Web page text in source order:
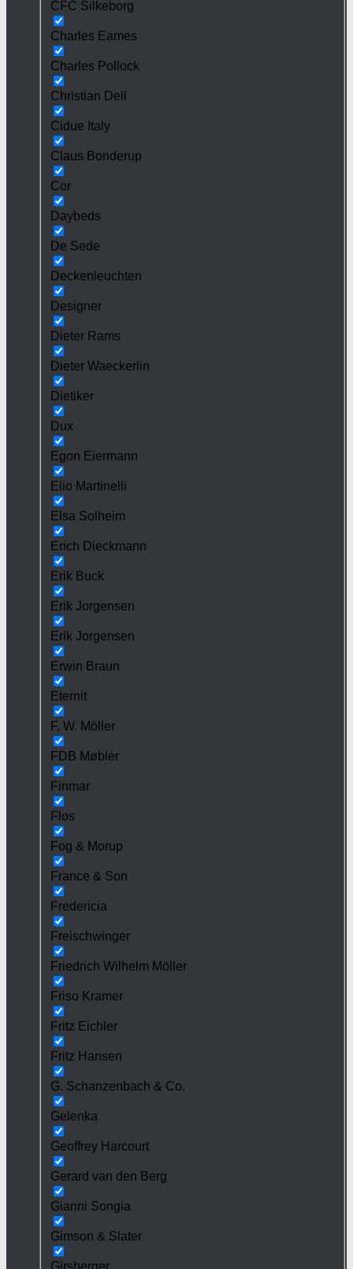
CFC Silkeborg
Charles Eames
Charles Pollock
Christian Dell
Cidue Italy
Claus Bonderup
Cor
Daybeds
De Sede
Deckenleuchten
Designer
Dieter Rams
Dieter Waeckerlin
Dietiker
Dux
Egon Eiermann
Elio Martinelli
Elsa Solheim
Erich Dieckmann
Erik Buck
Erik Jorgensen
Erik Jorgensen
Erwin Braun
Eternit
F. W. Möller
FDB Møbler
Finmar
Flos
Fog & Morup
France & Son
Fredericia
Freischwinger
Friedrich Wilhelm Möller
Friso Kramer
Fritz Eichler
Fritz Hansen
G. Schanzenbach & Co.
Gelenka
Geoffrey Harcourt
Gerard van den Berg
Gianni Songia
Gimson & Slater
Girsberger